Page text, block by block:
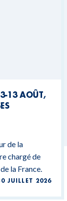
13 AOÛT,
de la
chargé de
la France.
JUILLET 2026